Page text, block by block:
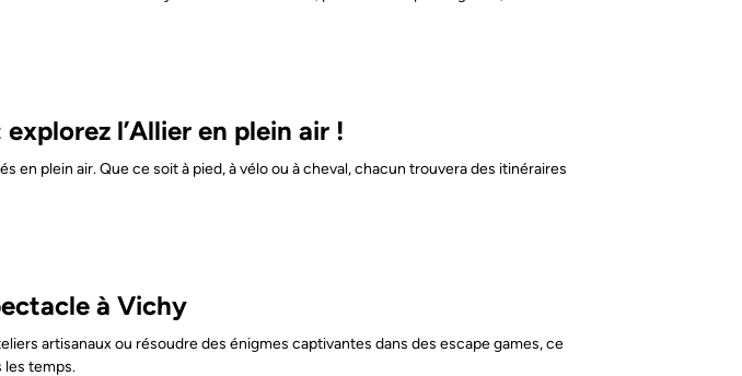
l’Allier en plein air !
en plein air. Que ce soit à pied, à vélo ou à cheval, chacun trouvera des itinéraires
à Vichy
artisanaux ou résoudre des énigmes captivantes dans des escape games, ce
les temps.